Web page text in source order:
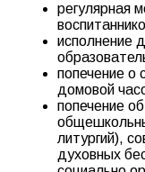
регулярная
исполнение
попечение о
домовой
попечение
литургий),
духовных